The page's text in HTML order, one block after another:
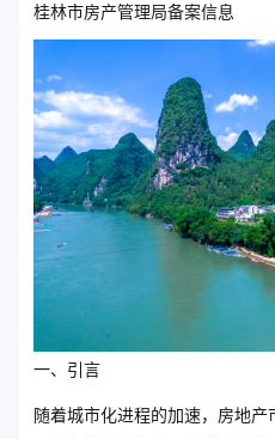
桂林市房产管理局备案信息
一、引言
随着城市化进程的加速，房地